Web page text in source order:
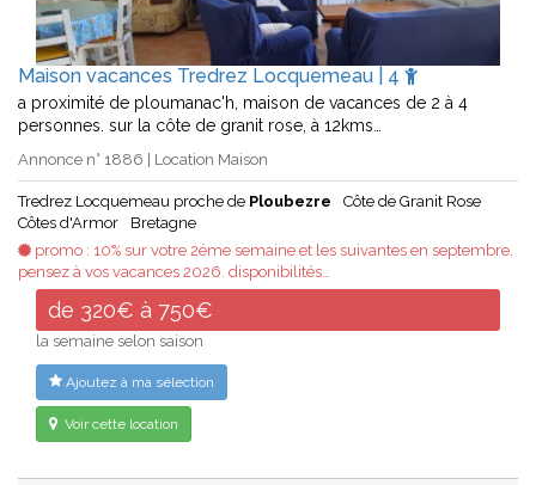
Maison vacances Tredrez Locquemeau | 4
a proximité de ploumanac'h, maison de vacances de 2 à 4
personnes. sur la côte de granit rose, à 12kms…
Annonce n° 1886 | Location Maison
Tredrez Locquemeau proche de Ploubezre
Côte de Granit Rose
Côtes d'Armor
Bretagne
promo : 10% sur votre 2éme semaine et les suivantes en septembre.
pensez à vos vacances 2026. disponibilités…
de 320€ à 750€
la semaine selon saison
Ajoutez à ma sélection
Voir cette location